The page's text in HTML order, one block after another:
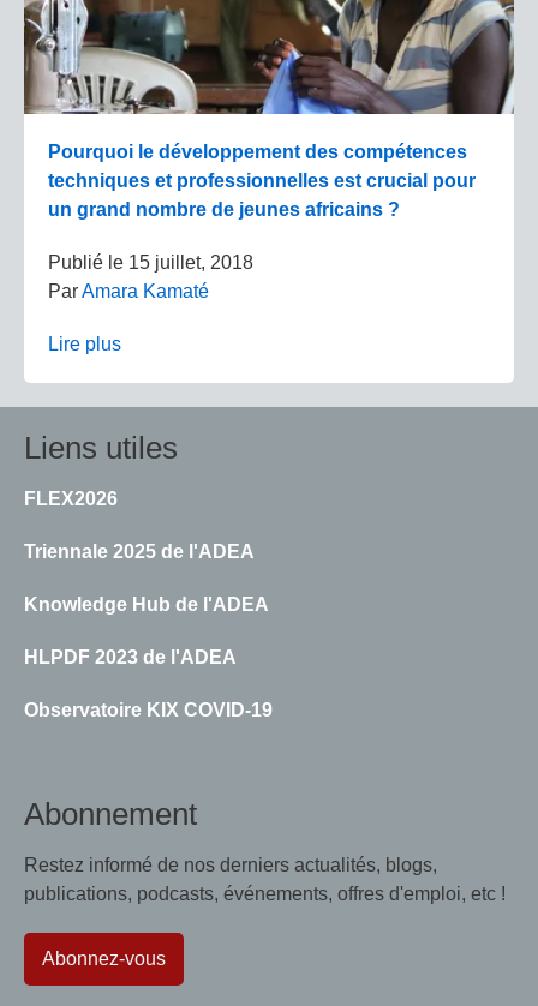
Pourquoi le développement des compétences
techniques et professionnelles est crucial pour
un grand nombre de jeunes africains ?
Publié le 15 juillet, 2018
ParAmara Kamaté
Lire plus
Liens utiles
FLEX2026
Triennale 2025 de l'ADEA
Knowledge Hub de l'ADEA
HLPDF 2023 de l'ADEA
Observatoire KIX COVID-19
Abonnement
Restez informé de nos derniers actualités, blogs,
publications, podcasts, événements, offres d'emploi, etc !
Abonnez-vous